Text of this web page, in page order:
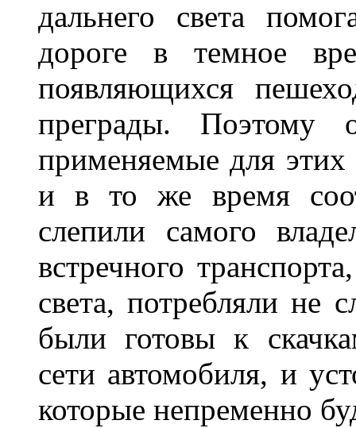
дальнего света
дороге в темное
появляющихся
преграды. Поэтому
применяемые для
и в то же время
слепили самого
встречного
света, потребляли не
были готовы к
сети автомобиля, и
которые непременно